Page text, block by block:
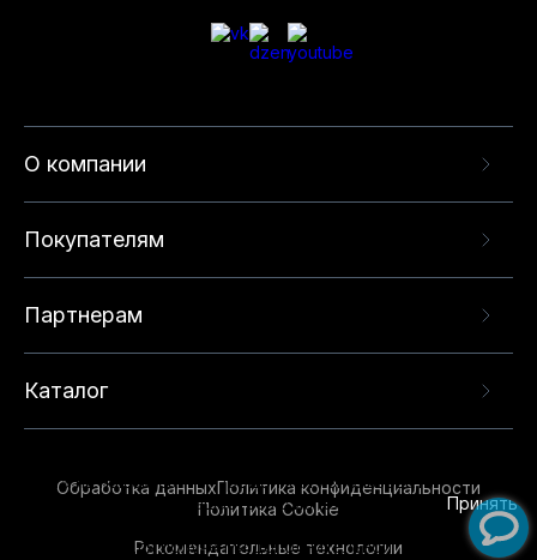
О компании
Покупателям
Партнерам
Каталог
Обработка данныхПолитика конфиденциальности
Политика Cookie
Рекомендательные технологии
опыта на нашем сайте. Продолжая использовать
данный сайт, вы соглашаетесь с использованием
технологий. Для получения дополнительной
Принять